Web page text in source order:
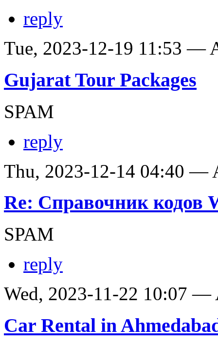
reply
Tue, 2023-12-19 11:53 —
Gujarat Tour Packages
SPAM
reply
Thu, 2023-12-14 04:40 —
Re: Справочник кодов
SPAM
reply
Wed, 2023-11-22 10:07 —
Car Rental in